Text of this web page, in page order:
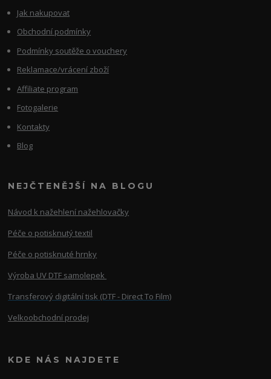
Jak nakupovat
Obchodní podmínky
Podmínky soutěže o vouchery
Reklamace/vrácení zboží
Affiliate program
Fotogalerie
Kontakty
Blog
NEJČTENĚJŠÍ NA BLOGU
Návod k nažehlení nažehlovačky
Péče o potisknutý textil
Péče o potisknuté hrnky
Výroba UV DTF samolepek
Transferový digitální tisk (DTF - Direct To Film)
Velkoobchodní prodej
KDE NÁS NAJDETE